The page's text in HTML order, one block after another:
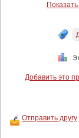
Добавить это
Отправить другу